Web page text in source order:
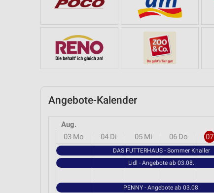
Angebote-Kalender
Aug.
03 Mo 04 Di 05 Mi 06 Do 07
DAS FUTTERHAUS - Sommer Knaller
Lidl - Angebote ab 03.08.
PENNY - Angebote ab 03.08.